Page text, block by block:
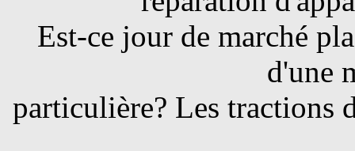
Est-ce jour de marché
d'une
particulière? Les tractions